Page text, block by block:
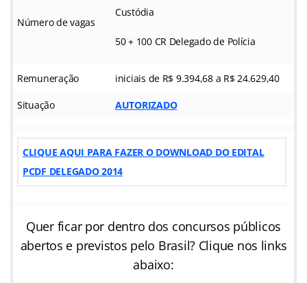
Número de vagas
Custódia
50 + 100 CR Delegado de Polícia
Remuneração iniciais de R$ 9.394,68 a R$ 24.629,40
Situação AUTORIZADO
CLIQUE AQUI PARA FAZER O DOWNLOAD DO EDITAL
PCDF DELEGADO 2014
Quer ficar por dentro dos concursos públicos
abertos e previstos pelo Brasil? Clique nos links
abaixo: